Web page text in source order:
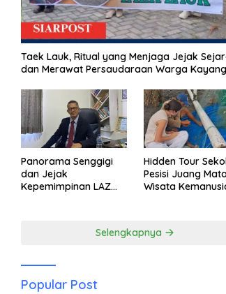
Taek Lauk, Ritual yang Menjaga Jejak
dan Merawat Persaudaraan Warga
Panorama Senggigi
dan Jejak
Kepemimpinan LAZ
Hidden Tour
Pesisi Juang
Wisata
Selengkapnya
Popular Post